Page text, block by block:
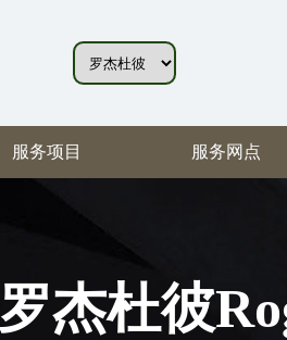
服务项目 服务网点
罗杰杜彼